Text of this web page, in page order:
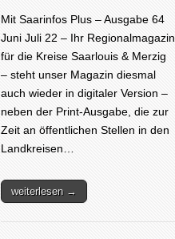
Mit Saarinfos Plus – Ausgabe 64
Juni Juli 22 – Ihr Regionalmagazin
für die Kreise Saarlouis & Merzig
– steht unser Magazin diesmal
auch wieder in digitaler Version –
neben der Print-Ausgabe, die zur
Zeit an öffentlichen Stellen in den
Landkreisen…
weiterlesen →